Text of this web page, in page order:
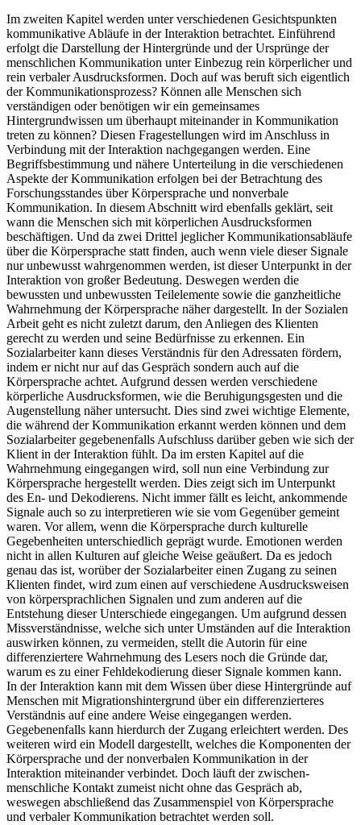
Im zweiten Kapitel werden unter verschiedenen Gesichtspunkten
kommunikative Abläufe in der Interaktion betrachtet. Einführend
erfolgt die Darstellung der Hintergründe und der Ursprünge der
menschlichen Kommunikation unter Einbezug rein körperlicher und
rein verbaler Ausdrucksformen. Doch auf was beruft sich eigentlich
der Kommunikationsprozess? Können alle Menschen sich
verständigen oder benötigen wir ein gemeinsames
Hintergrundwissen um überhaupt miteinander in Kommunikation
treten zu können? Diesen Fragestellungen wird im Anschluss in
Verbindung mit der Interaktion nachgegangen werden. Eine
Begriffsbestimmung und nähere Unterteilung in die verschiedenen
Aspekte der Kommunikation erfolgen bei der Betrachtung des
Forschungsstandes über Körpersprache und nonverbale
Kommunikation. In diesem Abschnitt wird ebenfalls geklärt, seit
wann die Menschen sich mit körperlichen Ausdrucksformen
beschäftigen. Und da zwei Drittel jeglicher Kommunikationsabläufe
über die Körpersprache statt finden, auch wenn viele dieser Signale
nur unbewusst wahrgenommen werden, ist dieser Unterpunkt in der
Interaktion von großer Bedeutung. Deswegen werden die
bewussten und unbewussten Teilelemente sowie die ganzheitliche
Wahrnehmung der Körpersprache näher dargestellt. In der Sozialen
Arbeit geht es nicht zuletzt darum, den Anliegen des Klienten
gerecht zu werden und seine Bedürfnisse zu erkennen. Ein
Sozialarbeiter kann dieses Verständnis für den Adressaten fördern,
indem er nicht nur auf das Gespräch sondern auch auf die
Körpersprache achtet. Aufgrund dessen werden verschiedene
körperliche Ausdrucksformen, wie die Beruhigungsgesten und die
Augenstellung näher untersucht. Dies sind zwei wichtige Elemente,
die während der Kommunikation erkannt werden können und dem
Sozialarbeiter gegebenenfalls Aufschluss darüber geben wie sich der
Klient in der Interaktion fühlt. Da im ersten Kapitel auf die
Wahrnehmung eingegangen wird, soll nun eine Verbindung zur
Körpersprache hergestellt werden. Dies zeigt sich im Unterpunkt
des En- und Dekodierens. Nicht immer fällt es leicht, ankommende
Signale auch so zu interpretieren wie sie vom Gegenüber gemeint
waren. Vor allem, wenn die Körpersprache durch kulturelle
Gegebenheiten unterschiedlich geprägt wurde. Emotionen werden
nicht in allen Kulturen auf gleiche Weise geäußert. Da es jedoch
genau das ist, worüber der Sozialarbeiter einen Zugang zu seinen
Klienten findet, wird zum einen auf verschiedene Ausdrucksweisen
von körpersprachlichen Signalen und zum anderen auf die
Entstehung dieser Unterschiede eingegangen. Um aufgrund dessen
Missverständnisse, welche sich unter Umständen auf die Interaktion
auswirken können, zu vermeiden, stellt die Autorin für eine
differenziertere Wahrnehmung des Lesers noch die Gründe dar,
warum es zu einer Fehldekodierung dieser Signale kommen kann.
In der Interaktion kann mit dem Wissen über diese Hintergründe auf
Menschen mit Migrationshintergrund über ein differenzierteres
Verständnis auf eine andere Weise eingegangen werden.
Gegebenenfalls kann hierdurch der Zugang erleichtert werden. Des
weiteren wird ein Modell dargestellt, welches die Komponenten der
Körpersprache und der nonverbalen Kommunikation in der
Interaktion miteinander verbindet. Doch läuft der zwischen-
menschliche Kontakt zumeist nicht ohne das Gespräch ab,
weswegen abschließend das Zusammenspiel von Körpersprache